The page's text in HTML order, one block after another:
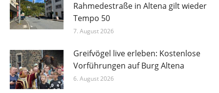
Rahmedestraße in Altena gilt wieder
Tempo 50
7. August 2026
Greifvögel live erleben: Kostenlose
Vorführungen auf Burg Altena
6. August 2026